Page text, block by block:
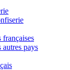
françaises
pays